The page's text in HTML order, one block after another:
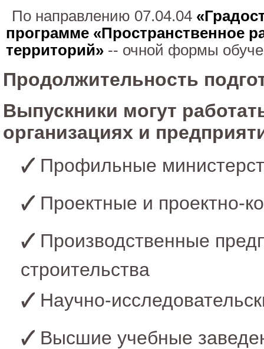
По направлению 07.04.04
программе «Пространственное
территорий» -- очной формы
Продолжительность
Выпускники могут
организациях и
Профильные
Проектные и проектно-
Производственные
строительства
Научно-
Высшие учебные